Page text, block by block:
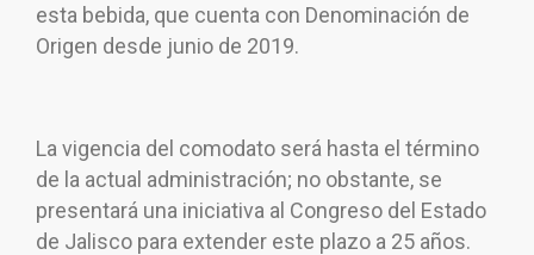
esta bebida, que cuenta con Denominación de
Origen desde junio de 2019.
La vigencia del comodato será hasta el término
de la actual administración; no obstante, se
presentará una iniciativa al Congreso del Estado
de Jalisco para extender este plazo a 25 años.